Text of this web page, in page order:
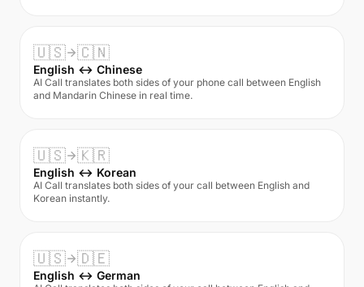
🇺🇸 🇨🇳
English ↔ Chinese
AI Call translates both sides of your phone call between English
and Mandarin Chinese in real time.
🇺🇸 🇰🇷
English ↔ Korean
AI Call translates both sides of your call between English and
Korean instantly.
🇺🇸 🇩🇪
English ↔ German